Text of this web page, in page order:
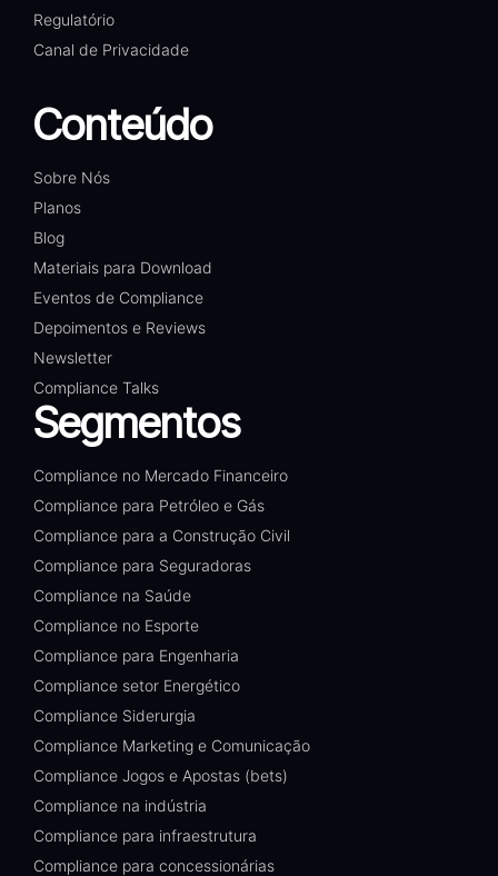
Regulatório
Canal de Privacidade
Conteúdo
Sobre Nós
Planos
Blog
Materiais para Download
Eventos de Compliance
Depoimentos e Reviews
Newsletter
Compliance Talks
Segmentos
Compliance no Mercado Financeiro
Compliance para Petróleo e Gás
Compliance para a Construção Civil
Compliance para Seguradoras
Compliance na Saúde
Compliance no Esporte
Compliance para Engenharia
Compliance setor Energético
Compliance Siderurgia
Compliance Marketing e Comunicação
Compliance Jogos e Apostas (bets)
Compliance na indústria
Compliance para infraestrutura
Compliance para concessionárias